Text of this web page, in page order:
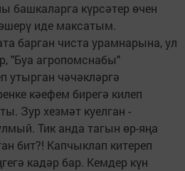
башкаларга күрсәтер өчен
иде максатым.
барган чиста урамнарына, ул
"Буа агропомснабы"
утырган чәчәкләргә
кәефем бирегә килеп
Зур хезмәт куелган -
Тик анда тагын өр-яңа
бит?! Капчыклап китереп
кадәр бар. Кемдер күн